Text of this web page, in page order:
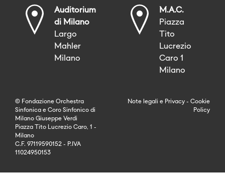
Auditorium
di Milano
Largo
Mahler
Milano
M.A.C.
Piazza
Tito
Lucrezio
Caro 1
Milano
© Fondazione Orchestra
Sinfonica e Coro Sinfonico di
Milano Giuseppe Verdi
Piazza Tito Lucrezio Caro, 1 -
Milano
C.F. 97119590152 - P.IVA
11024950153
Note legali e Privacy - Cookie
Policy